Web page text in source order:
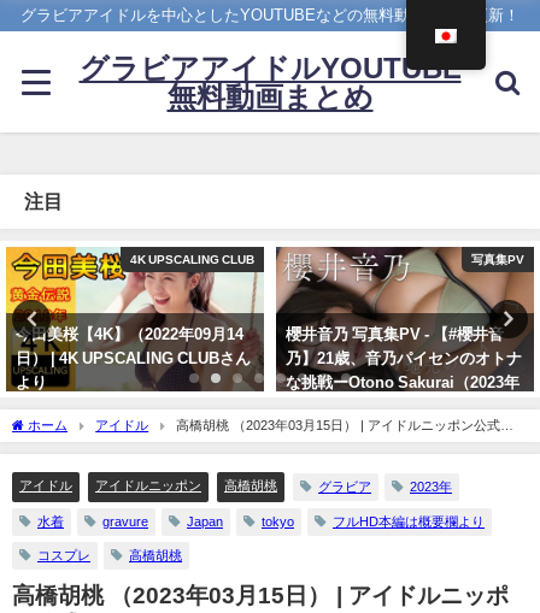
グラビアアイドルを中心としたYOUTUBEなどの無料動画を日々更新！
グラビアアイドルYOUTUBE
無料動画まとめ
注目
CLUB
年09月14
CLUBさん
写真集PV
櫻井音乃 写真集PV - 【#櫻井音
乃】21歳、音乃パイセンのオトナ
な挑戦ーOtono Sakurai（2023年
12月20日） | 週プレChannel【集
英社 週刊プレイボーイ公式】さん
より
12/20/2023
【1st写真集】「ま
しました。【メイ
ぴ / marupiさんよ
ホーム アイドル
高橋胡桃 （2023年03月15日） | アイドルニッポン公式
YouTubeチャンネルさんより
アイドル アイドルニッポン 高橋胡桃 グラビア 2023年
水着 gravure Japan tokyo フルHD本編は概要欄より
コスプレ 高橋胡桃
高橋胡桃 （2023年03月15日） | アイドルニッポ